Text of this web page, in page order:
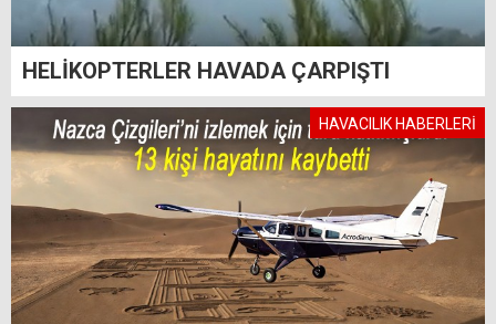
HELİKOPTERLER HAVADA ÇARPIŞTI
HAVACILIK HABERLERİ